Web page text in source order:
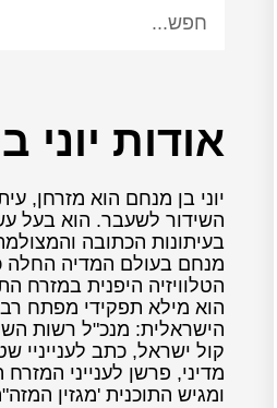
אודות יוני
יוני בן מנחם הוא מזרחן,
השידור לשעבר. הוא בעל
בעיתונות הכתובה
מנחם בעולם המדיה החלה
הטלוויזיה היפנית במזרח
הוא מילא תפקידי מפתח
הישראלית: מנכ"ל רשות
קול ישראל, כתב לענייניי
מדיני, פרשן לענייני המזרח
ומגיש התוכנית 'מגזין